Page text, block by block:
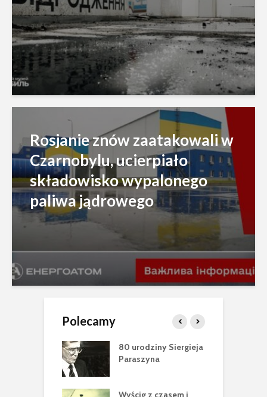
Rosjanie znów zaatakowali w
Czarnobylu, ucierpiało
składowisko wypalonego
paliwa jądrowego
Polecamy
80 urodziny Siergieja
Paraszyna
Wyścig z czasem i